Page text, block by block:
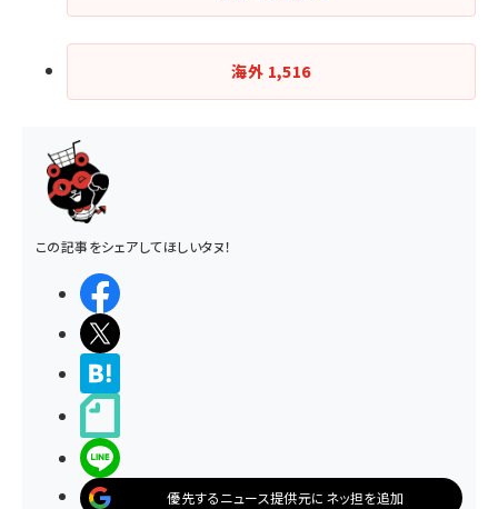
海外 1,516
この記事をシェアしてほしいタヌ！
優先するニュース提供元にネッ担を追加